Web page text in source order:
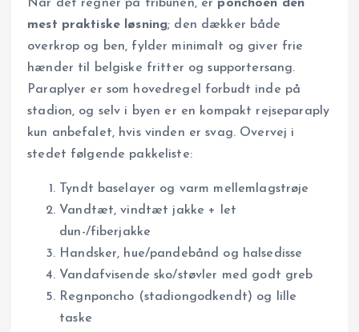
Når det regner på tribunen, er ponchoen den
mest praktiske løsning; den dækker både
overkrop og ben, fylder minimalt og giver frie
hænder til belgiske fritter og supportersang.
Paraplyer er som hovedregel forbudt inde på
stadion, og selv i byen er en kompakt rejseparaply
kun anbefalet, hvis vinden er svag. Overvej i
stedet følgende pakkeliste:
Tyndt baselayer og varm mellemlagstrøje
Vandtæt, vindtæt jakke + let
dun-/fiberjakke
Handsker, hue/pandebånd og halsedisse
Vandafvisende sko/støvler med godt greb
Regnponcho (stadiongodkendt) og lille
taske